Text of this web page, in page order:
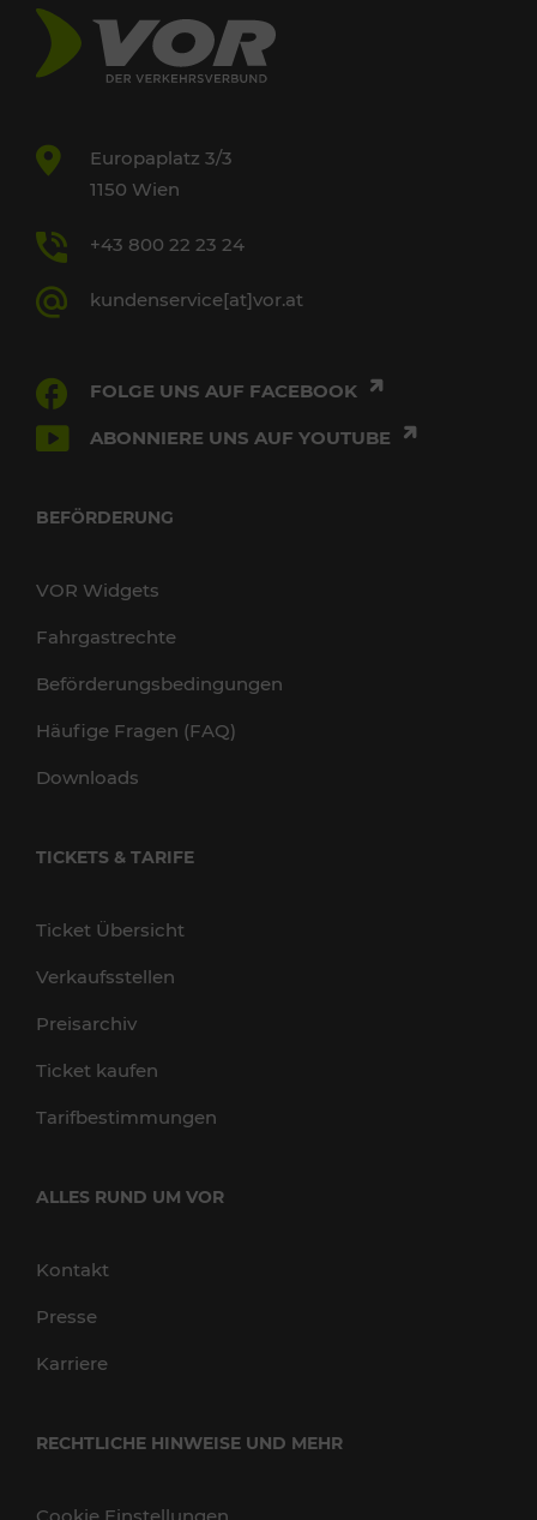
Europaplatz 3/3
1150 Wien
+43 800 22 23 24
kundenservice[at]vor.at
FOLGE UNS AUF FACEBOOK
ABONNIERE UNS AUF YOUTUBE
BEFÖRDERUNG
VOR Widgets
Fahrgastrechte
Beförderungsbedingungen
Häufige Fragen (FAQ)
Downloads
TICKETS & TARIFE
Ticket Übersicht
Verkaufsstellen
Preisarchiv
Ticket kaufen
Tarifbestimmungen
ALLES RUND UM VOR
Kontakt
Presse
Karriere
RECHTLICHE HINWEISE UND MEHR